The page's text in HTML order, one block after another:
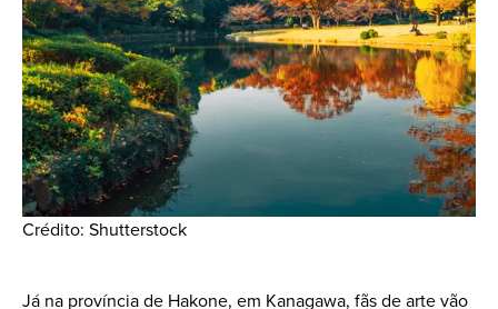
Crédito: Shutterstock
Já na província de Hakone, em Kanagawa, fãs de arte vão